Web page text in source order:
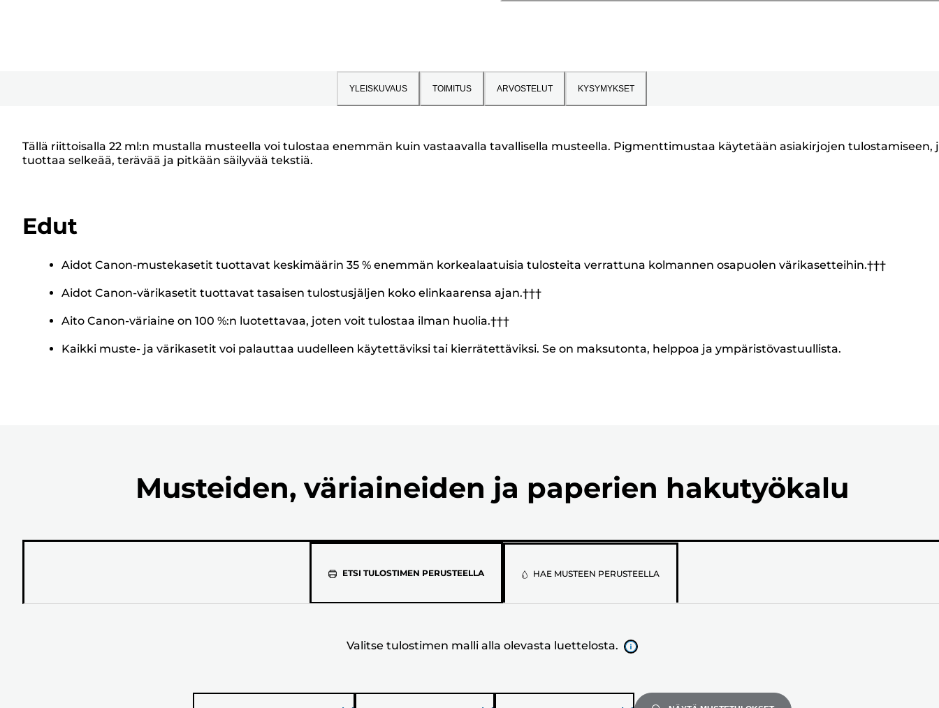
YLEISKUVAUS TOIMITUS ARVOSTELUT KYSYMYKSET
Tällä riittoisalla 22 ml:n mustalla musteella voi tulostaa enemmän kuin vastaavalla tavallisella musteella. Pigmenttimustaa käytetään asiakirjojen tulostamiseen,
tuottaa selkeää, terävää ja pitkään säilyvää tekstiä.
Edut
Aidot Canon-mustekasetit tuottavat keskimäärin 35 % enemmän korkealaatuisia tulosteita verrattuna kolmannen osapuolen värikasetteihin.†††
Aidot Canon-värikasetit tuottavat tasaisen tulostusjäljen koko elinkaarensa ajan.†††
Aito Canon-väriaine on 100 %:n luotettavaa, joten voit tulostaa ilman huolia.†††
Kaikki muste- ja värikasetit voi palauttaa uudelleen käytettäviksi tai kierrätettäviksi. Se on maksutonta, helppoa ja ympäristövastuullista.
Musteiden, väriaineiden ja paperien hakutyökalu
ETSI TULOSTIMEN PERUSTEELLA
Valitse
tulostimen
malli
olevasta
HAE MUSTEEN PERUSTEELLA
Valitse tulostimen malli alla olevasta luettelosta.